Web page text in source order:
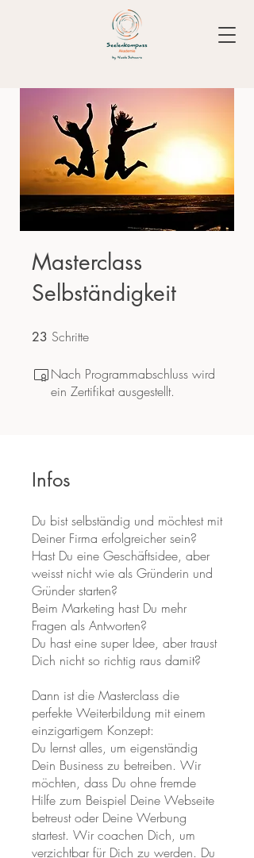
Masterclass
Selbständigkeit
23 Schritte
Nach Programmabschluss wird
ein Zertifikat ausgestellt.
Infos
Du bist selbständig und möchtest mit
Deiner Firma erfolgreicher sein?
Hast Du eine Geschäftsidee, aber
weisst nicht wie als Gründerin und
Gründer starten?
Beim Marketing hast Du mehr
Fragen als Antworten?
Du hast eine super Idee, aber traust
Dich nicht so richtig raus damit?
Dann ist die Masterclass die
perfekte Weiterbildung mit einem
einzigartigem Konzept:
​Du lernst alles, um eigenständig
Dein Business zu betreiben. Wir
möchten, dass Du ohne fremde
Hilfe zum Beispiel Deine Webseite
betreust oder Deine Werbung
startest. Wir coachen Dich, um
verzichtbar für Dich zu werden. Du